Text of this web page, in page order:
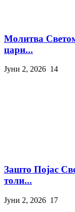
Молитва
цари...
Јуни 2, 2026 14
Зашто Појас
толи...
Јуни 2, 2026 17